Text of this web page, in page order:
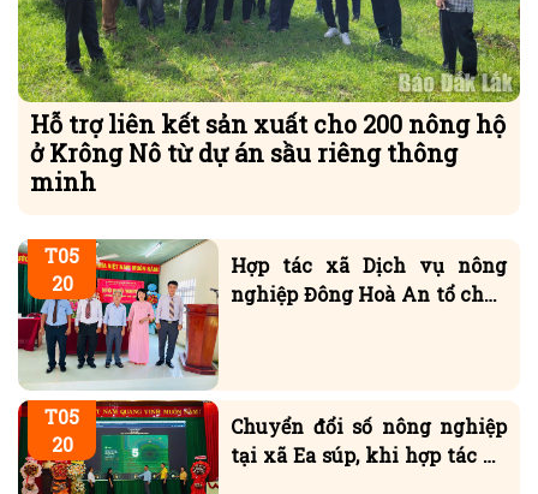
Hỗ trợ liên kết sản xuất cho 200 nông hộ
ở Krông Nô từ dự án sầu riêng thông
minh
20
nghiệp Đông Hoà An tổ chức
Đại hội nhiệm kỳ 2026-2031
T05
20
tại xã Ea súp, khi hợp tác xã
là mắt xích trung tâm của